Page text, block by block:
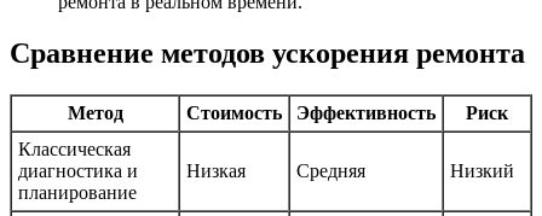
Сравнение методов ускорения ремонта
Метод Стоимость Эффективность
Риск
Классическая
диагностика и
планирование
Низкая Средняя Низкий